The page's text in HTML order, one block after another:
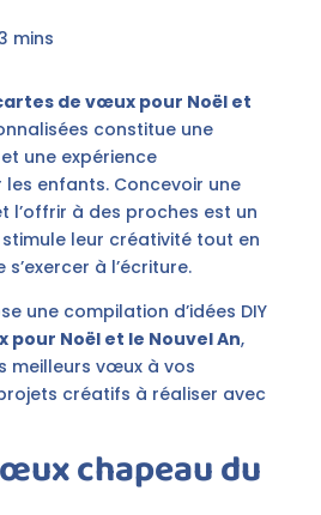
de vœux pour Noël et
constitue une
une expérience
enfants. Concevoir une
à des proches est un
leur créativité tout en
à l’écriture.
une compilation d’idées DIY
Noël et le Nouvel An,
meilleurs vœux à vos
créatifs à réaliser avec
chapeau du